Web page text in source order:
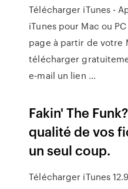
Télécharger iTunes -
iTunes pour Mac ou
page à partir de votre
télécharger
e‑mail un lien ...
Fakin' The
qualité de vos
un seul coup.
Télécharger iTunes